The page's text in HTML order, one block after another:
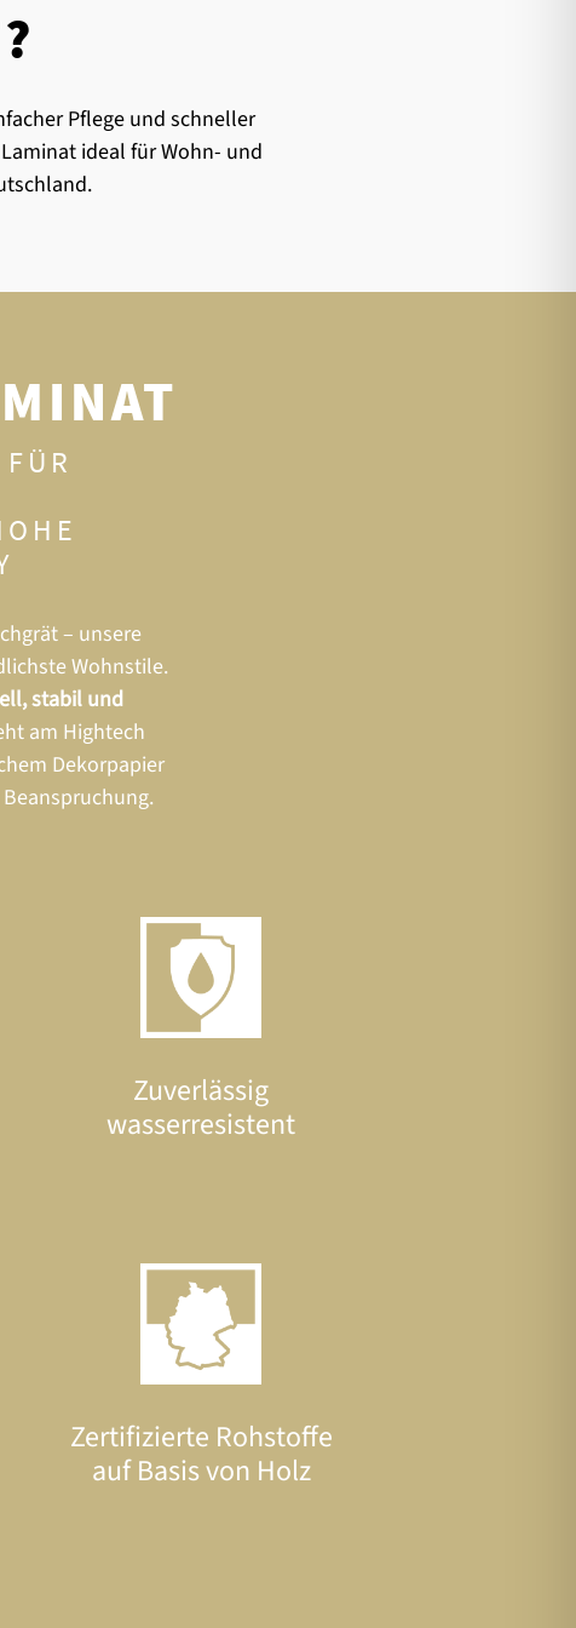
Pflege und schneller
ideal für Wohn- und
– unsere
Wohnstile.
stabil und
am Hightech
Dekorpapier
Zuverlässig
wasserresistent
Zertifizierte Rohstoffe
auf Basis von Holz